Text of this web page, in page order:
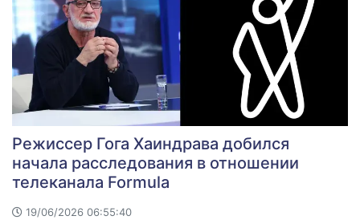
Режиссер Гога Хаиндрава добился
начала расследования в отношении
телеканала Formula
19/06/2026 06:55:40